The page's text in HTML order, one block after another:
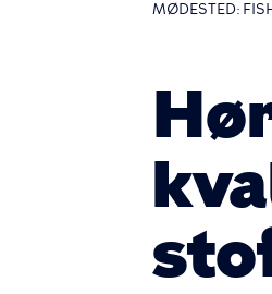
MØDESTED: